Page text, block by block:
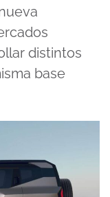
distintos
base